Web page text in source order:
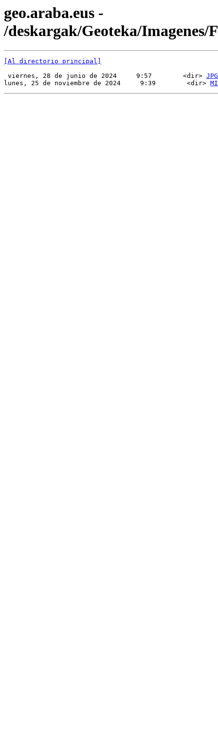
geo.araba.eus -
/deskargak/Geoteka/Imagenes/
[Al directorio principal]
viernes, 28 de junio de 2024     9:57        <dir> JPG
lunes, 25 de noviembre de 2024     9:39        <dir>